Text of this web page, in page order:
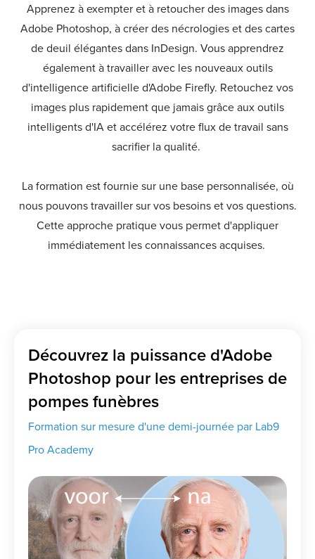
Apprenez à exempter et à retoucher des images dans
Adobe Photoshop, à créer des nécrologies et des cartes
de deuil élégantes dans InDesign. Vous apprendrez
également à travailler avec les nouveaux outils
d'intelligence artificielle d'Adobe Firefly. Retouchez vos
images plus rapidement que jamais grâce aux outils
intelligents d'IA et accélérez votre flux de travail sans
sacrifier la qualité.
La formation est fournie sur une base personnalisée, où
nous pouvons travailler sur vos besoins et vos questions.
Cette approche pratique vous permet d'appliquer
immédiatement les connaissances acquises.
Découvrez la puissance d'Adobe
Photoshop pour les entreprises de
pompes funèbres
Formation sur mesure d'une demi-journée par Lab9
Pro Academy